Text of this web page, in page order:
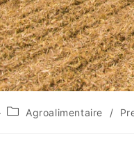
Agroalimentaire /